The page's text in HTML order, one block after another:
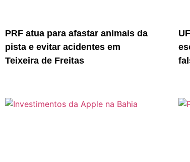
PRF atua para afastar animais da
pista e evitar acidentes em
Teixeira de Freitas